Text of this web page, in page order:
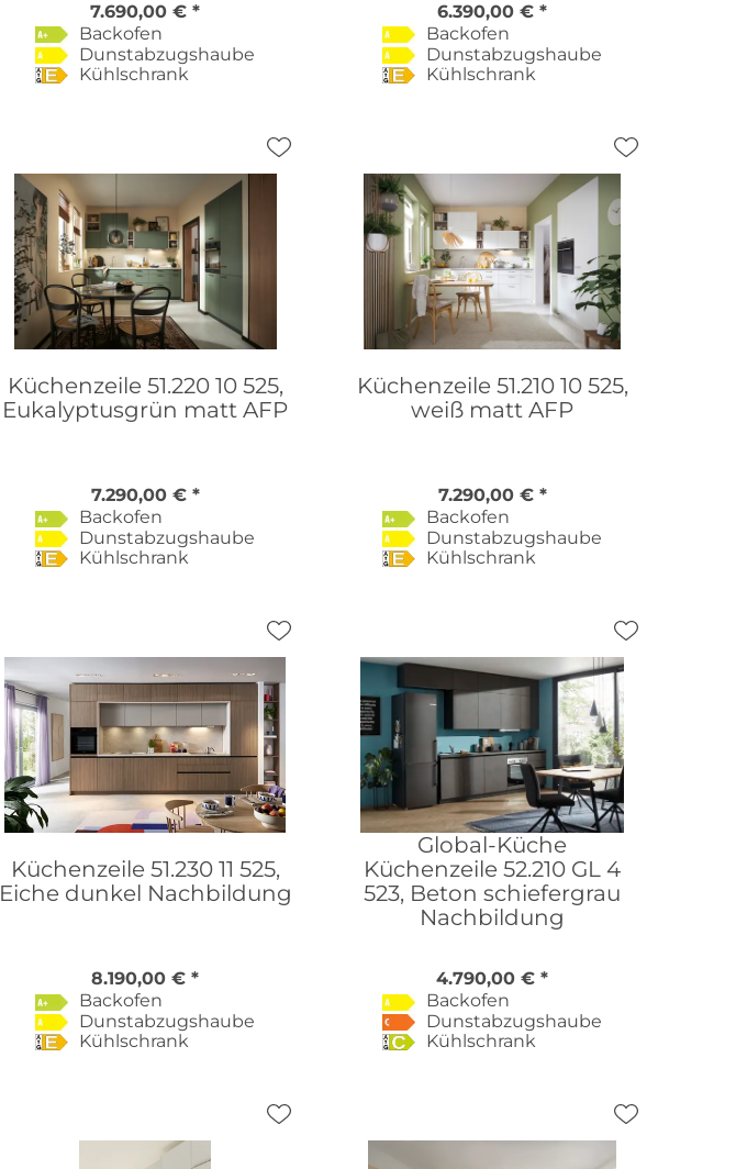
7.690,00 € *
Backofen
Dunstabzugshaube
Kühlschrank
6.390,00 € *
Backofen
Dunstabzugshaube
Kühlschrank
Küchenzeile 51.220 10 525,
Eukalyptusgrün matt AFP
7.290,00 € *
Backofen
Dunstabzugshaube
Kühlschrank
Küchenzeile 51.210 10 525,
weiß matt AFP
7.290,00 € *
Backofen
Dunstabzugshaube
Kühlschrank
Küchenzeile 51.230 11 525,
Eiche dunkel Nachbildung
8.190,00 € *
Backofen
Dunstabzugshaube
Kühlschrank
Global-Küche
Küchenzeile 52.210 GL 4
523, Beton schiefergrau
Nachbildung
4.790,00 € *
Backofen
Dunstabzugshaube
Kühlschrank